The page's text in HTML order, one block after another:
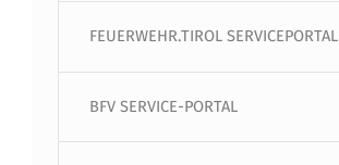
FEUERWEHR.TIROL SERVICEPORTAL
BFV SERVICE-PORTAL